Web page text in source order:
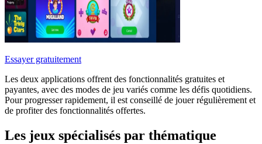
Essayer gratuitement
Les deux applications offrent des fonctionnalités gratuites et
payantes, avec des modes de jeu variés comme les défis quotidiens.
Pour progresser rapidement, il est conseillé de jouer régulièrement et
de profiter des fonctionnalités offertes.
Les jeux spécialisés par thématique